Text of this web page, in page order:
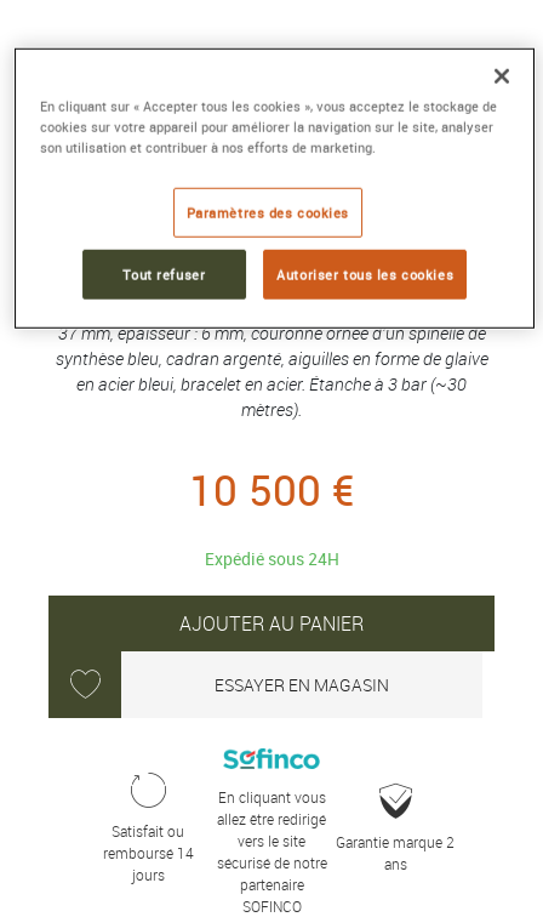
Moyen modèle, mouvement quartz, acier,
diamants
Référence :W4PN0018
Collection :Panthère de Cartier
Montre Panthère de Cartier, moyen modèle, mouvement à
quartz. Boîte en acier, lunette sertie de 44 diamants taille
brillant pour un total de 0,28 carat. Dimensions : 27 mm x
37 mm, épaisseur : 6 mm, couronne ornée d'un spinelle de
synthèse bleu, cadran argenté, aiguilles en forme de glaive
en acier bleui, bracelet en acier. Étanche à 3 bar (~30
mètres).
10 500 €
Expédié sous 24H
AJOUTER AU PANIER
ESSAYER EN MAGASIN
Satisfait ou
remboursé 14
jours
En cliquant vous
allez être redirigé
vers le site
sécurisé de notre
partenaire
SOFINCO
Garantie marque 2
ans
En cliquant sur « Accepter tous les cookies », vous acceptez le stockage de
cookies sur votre appareil pour améliorer la navigation sur le site, analyser
son utilisation et contribuer à nos efforts de marketing.
Paramètres des cookies
Tout refuser Autoriser tous les cookies